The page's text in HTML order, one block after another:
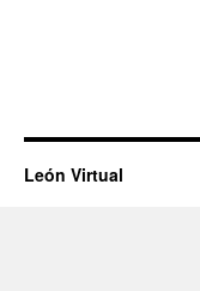
León Virtual